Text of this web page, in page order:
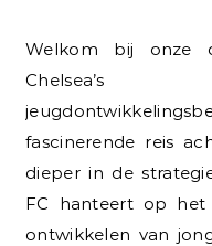
Welkom bij onze diepgaande verkenning van
fascinerende reis
dieper in de
FC hanteert op
ontwikkelen van